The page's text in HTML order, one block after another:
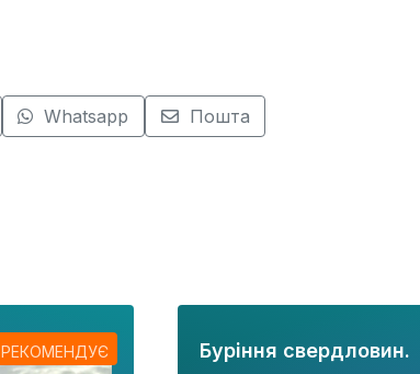
Whatsapp Пошта
РЕКОМЕНДУЄ Буріння свердловин.